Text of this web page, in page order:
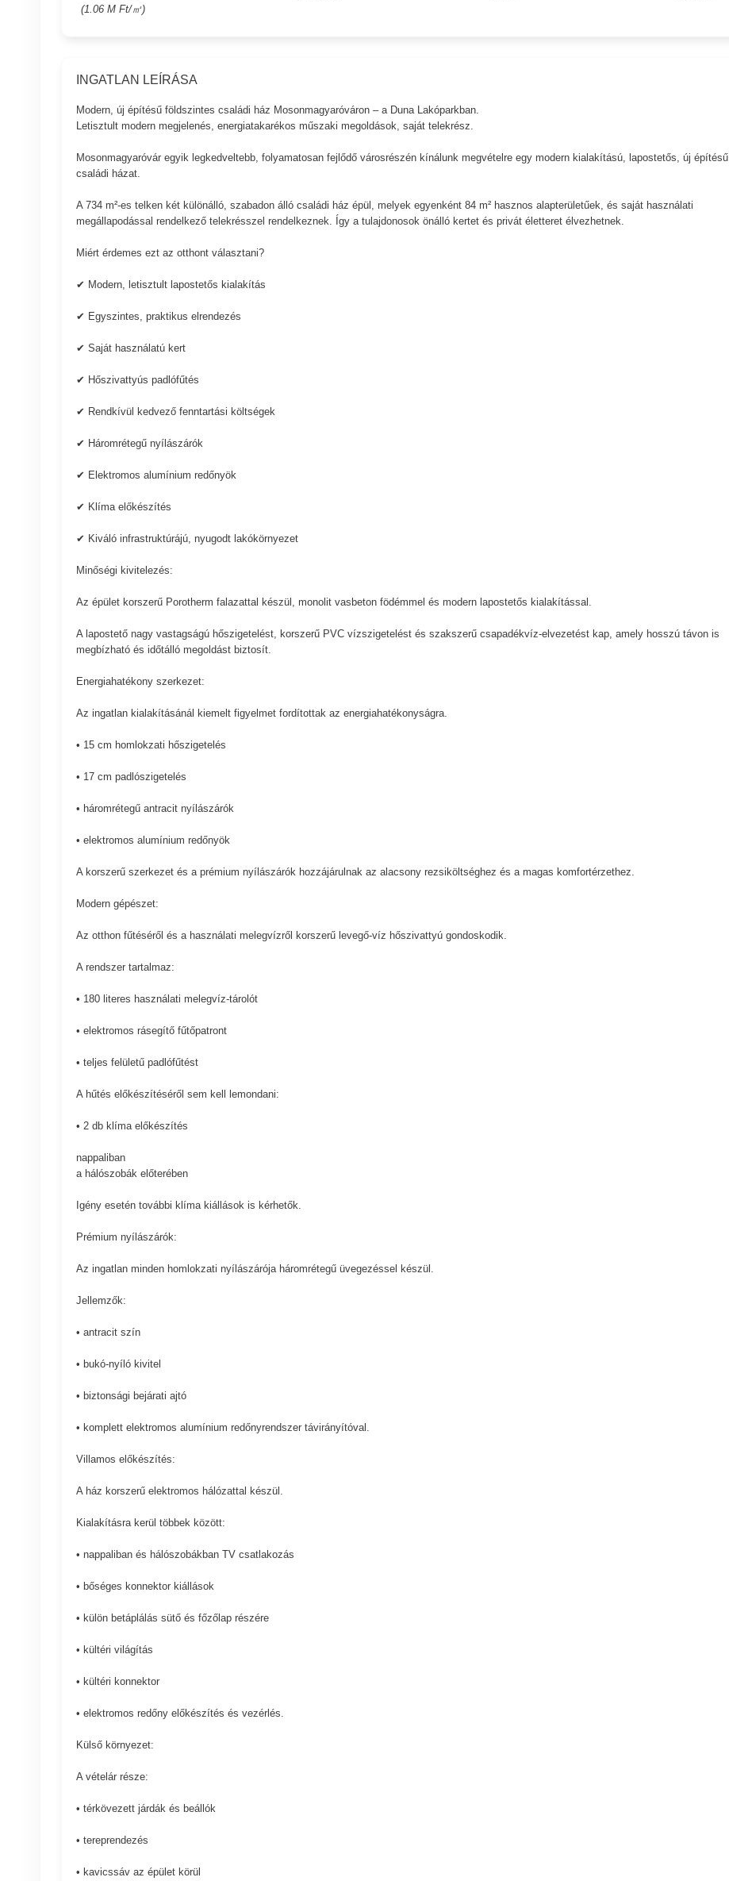
(1.06 M Ft/㎡)
INGATLAN LEÍRÁSA
Modern, új építésű földszintes családi ház Mosonmagyaróváron – a Duna Lakóparkban.
Letisztult modern megjelenés, energiatakarékos műszaki megoldások, saját telekrész.
Mosonmagyaróvár egyik legkedveltebb, folyamatosan fejlődő városrészén kínálunk megvételre egy modern kialakítású, lapostetős, új építésű
családi házat.
A 734 m²-es telken két különálló, szabadon álló családi ház épül, melyek egyenként 84 m² hasznos alapterületűek, és saját használati
megállapodással rendelkező telekrésszel rendelkeznek. Így a tulajdonosok önálló kertet és privát életteret élvezhetnek.
Miért érdemes ezt az otthont választani?
✔ Modern, letisztult lapostetős kialakítás
✔ Egyszintes, praktikus elrendezés
✔ Saját használatú kert
✔ Hőszivattyús padlófűtés
✔ Rendkívül kedvező fenntartási költségek
✔ Háromrétegű nyílászárók
✔ Elektromos alumínium redőnyök
✔ Klíma előkészítés
✔ Kiváló infrastruktúrájú, nyugodt lakókörnyezet
Minőségi kivitelezés:
Az épület korszerű Porotherm falazattal készül, monolit vasbeton födémmel és modern lapostetős kialakítással.
A lapostető nagy vastagságú hőszigetelést, korszerű PVC vízszigetelést és szakszerű csapadékvíz-elvezetést kap, amely hosszú távon is
megbízható és időtálló megoldást biztosít.
Energiahatékony szerkezet:
Az ingatlan kialakításánál kiemelt figyelmet fordítottak az energiahatékonyságra.
• 15 cm homlokzati hőszigetelés
• 17 cm padlószigetelés
• háromrétegű antracit nyílászárók
• elektromos alumínium redőnyök
A korszerű szerkezet és a prémium nyílászárók hozzájárulnak az alacsony rezsiköltséghez és a magas komfortérzethez.
Modern gépészet:
Az otthon fűtéséről és a használati melegvízről korszerű levegő-víz hőszivattyú gondoskodik.
A rendszer tartalmaz:
• 180 literes használati melegvíz-tárolót
• elektromos rásegítő fűtőpatront
• teljes felületű padlófűtést
A hűtés előkészítéséről sem kell lemondani:
• 2 db klíma előkészítés
nappaliban
a hálószobák előterében
Igény esetén további klíma kiállások is kérhetők.
Prémium nyílászárók:
Az ingatlan minden homlokzati nyílászárója háromrétegű üvegezéssel készül.
Jellemzők:
• antracit szín
• bukó-nyíló kivitel
• biztonsági bejárati ajtó
• komplett elektromos alumínium redőnyrendszer távirányítóval.
Villamos előkészítés:
A ház korszerű elektromos hálózattal készül.
Kialakításra kerül többek között:
• nappaliban és hálószobákban TV csatlakozás
• bőséges konnektor kiállások
• külön betáplálás sütő és főzőlap részére
• kültéri világítás
• kültéri konnektor
• elektromos redőny előkészítés és vezérlés.
Külső környezet:
A vételár része:
• térkövezett járdák és beállók
• tereprendezés
• kavicssáv az épület körül